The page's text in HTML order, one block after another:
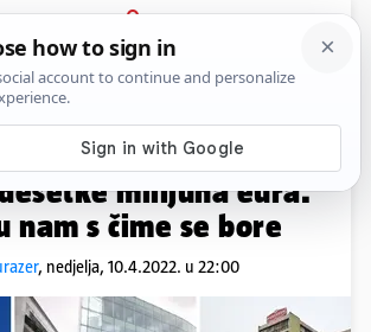
PRIJAVA
News Komentari
ZA HRVATSKE KOMPANIJE PLUS+
zbog ruske agresije
milijuna eura.
nam s čime se bore
, nedjelja, 10.4.2022. u 22:00